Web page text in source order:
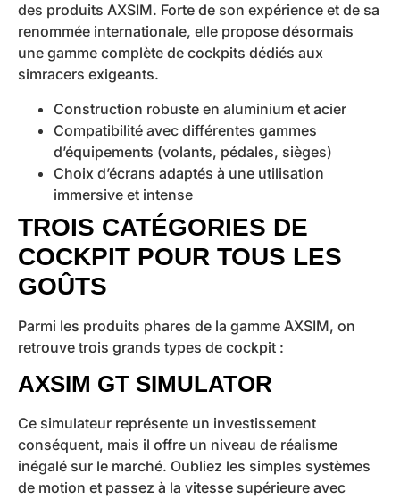
des produits AXSIM. Forte de son expérience et de sa
renommée internationale, elle propose désormais
une gamme complète de cockpits dédiés aux
simracers exigeants.
Construction robuste en aluminium et acier
Compatibilité avec différentes gammes
d’équipements (volants, pédales, sièges)
Choix d’écrans adaptés à une utilisation
immersive et intense
TROIS CATÉGORIES DE
COCKPIT POUR TOUS LES
GOÛTS
Parmi les produits phares de la gamme AXSIM, on
retrouve trois grands types de cockpit :
AXSIM GT SIMULATOR
Ce simulateur représente un investissement
conséquent, mais il offre un niveau de réalisme
inégalé sur le marché. Oubliez les simples systèmes
de motion et passez à la vitesse supérieure avec